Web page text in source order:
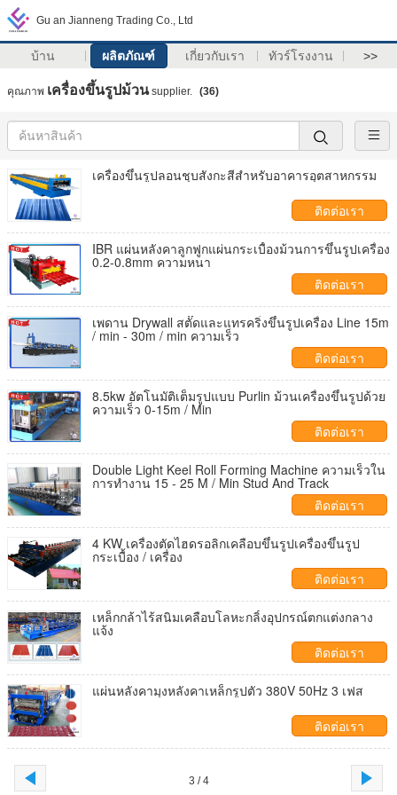
Gu an Jianneng Trading Co., Ltd
บ้าน ผลิตภัณฑ์ เกี่ยวกับเรา ทัวร์โรงงาน >>
คุณภาพ เครื่องขึ้นรูปม้วนsupplier. (36)
เครื่องขึ้นรูปลอนชุบสังกะสีสำหรับอาคารอุตสาหกรรม
ติดต่อเรา
IBR แผ่นหลังคาลูกฟูกแผ่นกระเบื้องม้วนการขึ้นรูปเครื่อง
0.2-0.8mm ความหนา
ติดต่อเรา
เพดาน Drywall สตั๊ดและแทรคริ่งขึ้นรูปเครื่อง Line 15m
/ min - 30m / min ความเร็ว
ติดต่อเรา
8.5kw อัตโนมัติเต็มรูปแบบ Purlin ม้วนเครื่องขึ้นรูปด้วย
ความเร็ว 0-15m / Min
ติดต่อเรา
Double Light Keel Roll Forming Machine ความเร็วใน
การทำงาน 15 - 25 M / Min Stud And Track
ติดต่อเรา
4 KW เครื่องตัดไฮดรอลิกเคลือบขึ้นรูปเครื่องขึ้นรูป
กระเบื้อง / เครื่อง
ติดต่อเรา
เหล็กกล้าไร้สนิมเคลือบโลหะกลิ้งอุปกรณ์ตกแต่งกลาง
แจ้ง
ติดต่อเรา
แผ่นหลังคามุงหลังคาเหล็กรูปตัว 380V 50Hz 3 เฟส
ติดต่อเรา
3 / 4